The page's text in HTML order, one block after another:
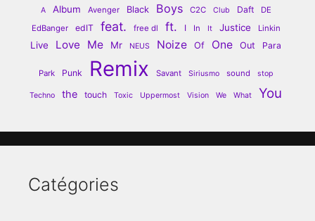
A Album Avenger Black Boys C2C Club Daft
DE
EdBanger
edIT feat. free dl ft. I In It Justice Linkin
Live Love Me Mr NEUS Noize Of One Out Para
Park Punk Remix Savant Siriusmo sound stop
Techno the touch Toxic Uppermost Vision We What You
Catégories